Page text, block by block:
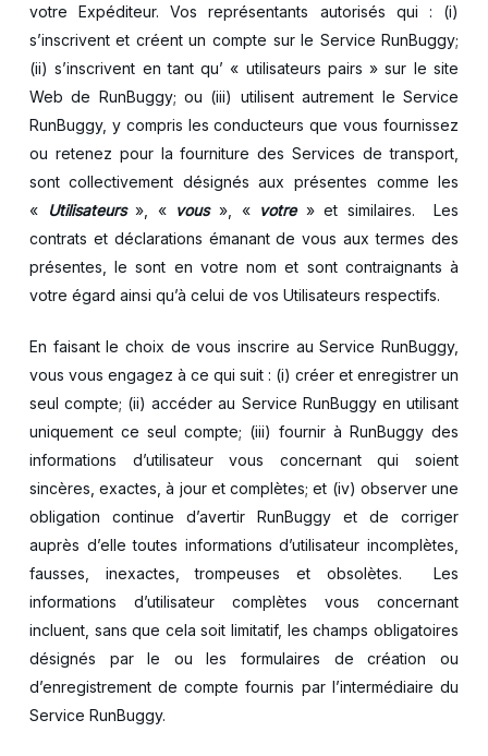
votre Expéditeur. Vos représentants autorisés qui : (i)
s’inscrivent et créent un compte sur le Service RunBuggy;
(ii) s’inscrivent en tant qu’ « utilisateurs pairs » sur le site
Web de RunBuggy; ou (iii) utilisent autrement le Service
RunBuggy, y compris les conducteurs que vous fournissez
ou retenez pour la fourniture des Services de transport,
sont collectivement désignés aux présentes comme les
«
Utilisateurs», « vous», « votre» et similaires. Les
contrats et déclarations émanant de vous aux termes des
présentes, le sont en votre nom et sont contraignants à
votre égard ainsi qu’à celui de vos Utilisateurs respectifs.
En faisant le choix de vous inscrire au Service RunBuggy,
vous vous engagez à ce qui suit : (i) créer et enregistrer un
seul compte; (ii) accéder au Service RunBuggy en utilisant
uniquement ce seul compte; (iii) fournir à RunBuggy des
informations d’utilisateur vous concernant qui soient
sincères, exactes, à jour et complètes; et (iv) observer une
obligation continue d’avertir RunBuggy et de corriger
auprès d’elle toutes informations d’utilisateur incomplètes,
fausses, inexactes, trompeuses et obsolètes. Les
informations d’utilisateur complètes vous concernant
incluent, sans que cela soit limitatif, les champs obligatoires
désignés par le ou les formulaires de création ou
d’enregistrement de compte fournis par l’intermédiaire du
Service RunBuggy.